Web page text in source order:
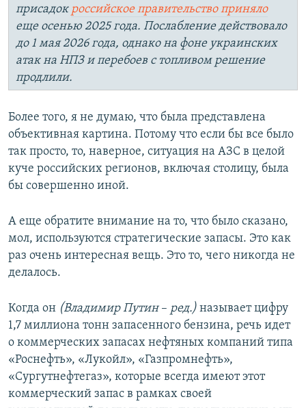
присадок российское правительство приняло
еще осенью 2025 года. Послабление действовало
до 1 мая 2026 года, однако на фоне украинских
атак на НПЗ и перебоев с топливом решение
продлили.
Более того, я не думаю, что была представлена
объективная картина. Потому что если бы все было
так просто, то, наверное, ситуация на АЗС в целой
куче российских регионов, включая столицу, была
бы совершенно иной.
А еще обратите внимание на то, что было сказано,
мол, используются стратегические запасы. Это как
раз очень интересная вещь. Это то, чего никогда не
делалось.
Когда он (Владимир Путин – ред.) называет цифру
1,7 миллиона тонн запасенного бензина, речь идет
о коммерческих запасах нефтяных компаний типа
«Роснефть», «Лукойл», «Газпромнефть»,
«Сургутнефтегаз», которые всегда имеют этот
коммерческий запас в рамках своей